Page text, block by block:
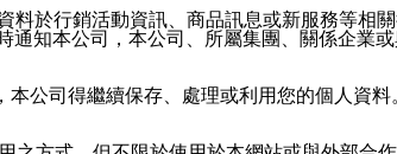
於行銷活動資訊、商品訊息或新服務等相關
知本公司，本公司、所屬集團、關係企業
公司得繼續保存、處理或利用您的個人資料